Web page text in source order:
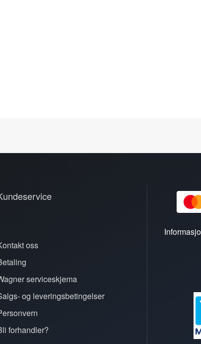
oss
serviceskjema
og leveringsbetingelser
forhandler?